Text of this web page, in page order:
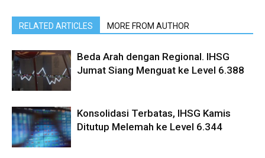
RELATED ARTICLES MORE FROM AUTHOR
Beda Arah dengan Regional. IHSG
Jumat Siang Menguat ke Level 6.388
Konsolidasi Terbatas, IHSG Kamis
Ditutup Melemah ke Level 6.344